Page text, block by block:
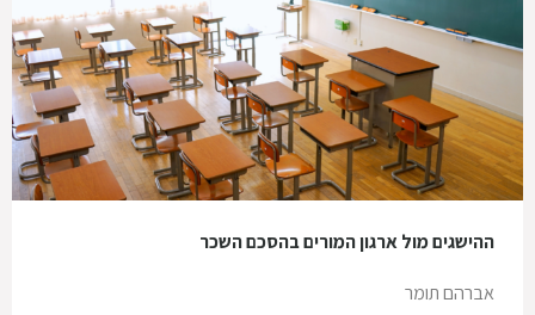
ההישגים מול ארגון המורים בהסכם השכר
אברהם תומר